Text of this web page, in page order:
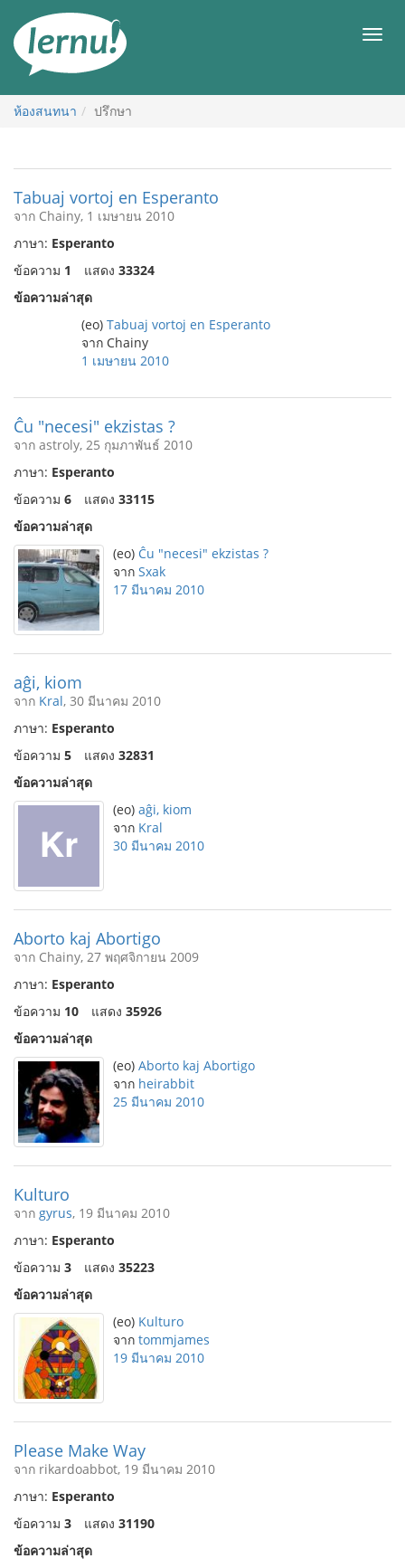
สารบัญ
เมนู
ห้องสนทนา ปรึกษา
Tabuaj vortoj en Esperanto
จาก Chainy, 1 เมษายน 2010
ภาษา: Esperanto
ข้อความ 1 แสดง 33324
ข้อความล่าสุด
(eo) Tabuaj vortoj en Esperanto
จาก Chainy
1 เมษายน 2010
Ĉu "necesi" ekzistas ?
จาก astroly, 25 กุมภาพันธ์ 2010
ภาษา: Esperanto
ข้อความ 6 แสดง 33115
ข้อความล่าสุด
(eo) Ĉu "necesi" ekzistas ?
จาก Sxak
17 มีนาคม 2010
aĝi, kiom
จาก Kral, 30 มีนาคม 2010
ภาษา: Esperanto
ข้อความ 5 แสดง 32831
ข้อความล่าสุด
(eo) aĝi, kiom
จาก Kral
30 มีนาคม 2010
Aborto kaj Abortigo
จาก Chainy, 27 พฤศจิกายน 2009
ภาษา: Esperanto
ข้อความ 10 แสดง 35926
ข้อความล่าสุด
(eo) Aborto kaj Abortigo
จาก heirabbit
25 มีนาคม 2010
Kulturo
จาก gyrus, 19 มีนาคม 2010
ภาษา: Esperanto
ข้อความ 3 แสดง 35223
ข้อความล่าสุด
(eo) Kulturo
จาก tommjames
19 มีนาคม 2010
Please Make Way
จาก rikardoabbot, 19 มีนาคม 2010
ภาษา: Esperanto
ข้อความ 3 แสดง 31190
ข้อความล่าสุด